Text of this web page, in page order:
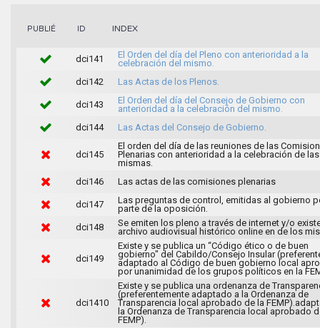
PUBLIÉ ID INDEX
dci141
El Orden del día del Pleno con anterioridad a la
celebración del mismo.
dci142
Las Actas de los Plenos.
dci143
El Orden del día del Consejo de Gobierno con
anterioridad a la celebración del mismo.
dci144
Las Actas del Consejo de Gobierno.
dci145
El orden del día de las reuniones de las
Plenarias con anterioridad a la celebración de las
mismas.
dci146
Las actas de las comisiones plenarias
dci147
Las preguntas de control, emitidas al gobierno
parte de la oposición.
dci148
Se emiten los pleno a través de internet y/o
archivo audiovisual histórico online en de los
dci149
Existe y se publica un “Código ético o de buen
gobierno" del Cabildo/Consejo Insular
adaptado al Código de buen gobierno local
por unanimidad de los grupos políticos en la
dci1410
Existe y se publica una ordenanza de
(preferentemente adaptado a la Ordenanza de
Transparencia local aprobado de la
la Ordenanza de Transparencia local aprobado
FEMP).